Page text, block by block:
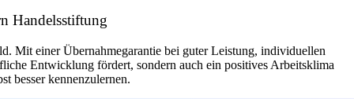
Handelsstiftung
Mit einer Übernahmegarantie bei guter Leistung, individuellen
Entwicklung fördert, sondern auch ein positives Arbeitsklima
besser kennenzulernen.